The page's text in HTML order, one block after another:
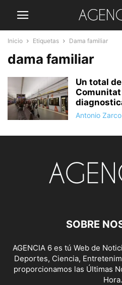
Inicio Etiquetas Dama familiar
dama familiar
Un total
Antonio Zarco
SOBRE
AGENCIA 6 es tú Web de
Deportes, Ciencia,
proporcionamos las Últimas
Hora.